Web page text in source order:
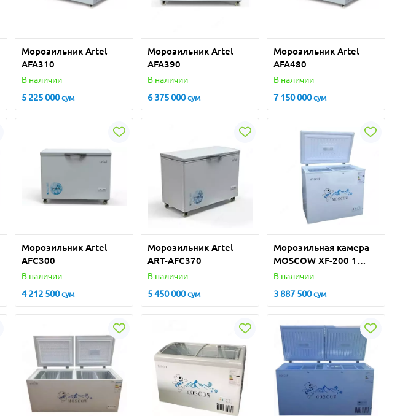
Морозильник Artel
AFA310
В наличии
5 225 000сум
Морозильник Artel
AFA390
В наличии
6 375 000сум
Морозильник Artel
AFA480
В наличии
7 150 000сум
Морозильник Artel
AFC300
В наличии
4 212 500сум
Морозильник Artel
ART-AFC370
В наличии
5 450 000сум
Морозильная камера
MOSCOW XF-200 1
DOOR
В наличии
3 887 500сум